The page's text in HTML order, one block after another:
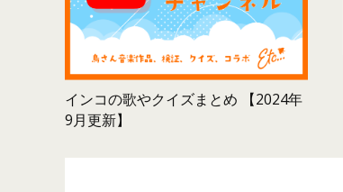
インコの歌やクイズまとめ 【2024年
9月更新】